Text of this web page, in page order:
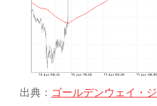
出典： ゴールデンウェイ・